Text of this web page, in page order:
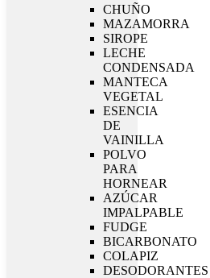
CHUÑO
MAZAMORRA
SIROPE
LECHE
CONDENSADA
MANTECA
VEGETAL
ESENCIA
DE
VAINILLA
POLVO
PARA
HORNEAR
AZÚCAR
IMPALPABLE
FUDGE
BICARBONATO
COLAPIZ
DESODORANTES